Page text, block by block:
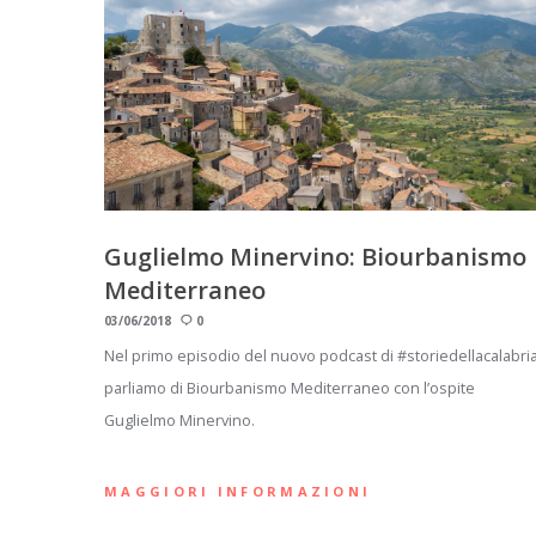
Guglielmo Minervino: Biourbanismo
Mediterraneo
03/06/2018 0
Nel primo episodio del nuovo podcast di
parliamo di Biourbanismo Mediterraneo con l’ospite
Guglielmo Minervino.
MAGGIORI INFORMAZIONI